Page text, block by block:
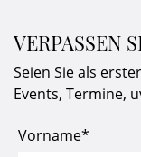
VERPASSEN
Seien Sie als
Events, Termine,